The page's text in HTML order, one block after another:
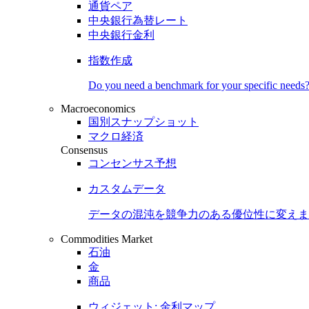
通貨ペア
中央銀行為替レート
中央銀行金利
指数作成
Do you need a benchmark for your specific needs?
Macroeconomics
国別スナップショット
マクロ経済
Consensus
コンセンサス予想
カスタムデータ
データの混沌を競争力のある優位性に変え
Commodities Market
石油
金
商品
ウィジェット: 金利マップ